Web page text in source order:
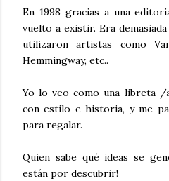
En 1998 gracias a una
vuelto a existir. Era
utilizaron artistas como
Hemmingway, etc..
Yo lo veo como una libreta
con estilo e historia, y me
para regalar.
Quien sabe qué ideas se
están por descubrir!